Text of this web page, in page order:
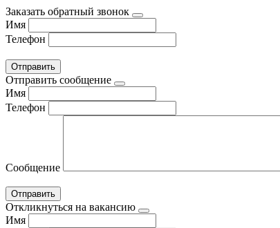
Заказать обратный звонок
Имя
Телефон
Отправить сообщение
Имя
Телефон
Сообщение
Откликнуться на вакансию
Имя